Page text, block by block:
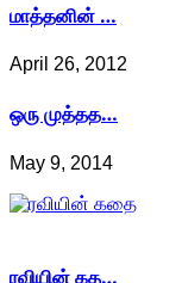
மாத்தனின் …
April 26, 2012
ஒரு முத்தத…
May 9, 2014
ரவியின் கத…